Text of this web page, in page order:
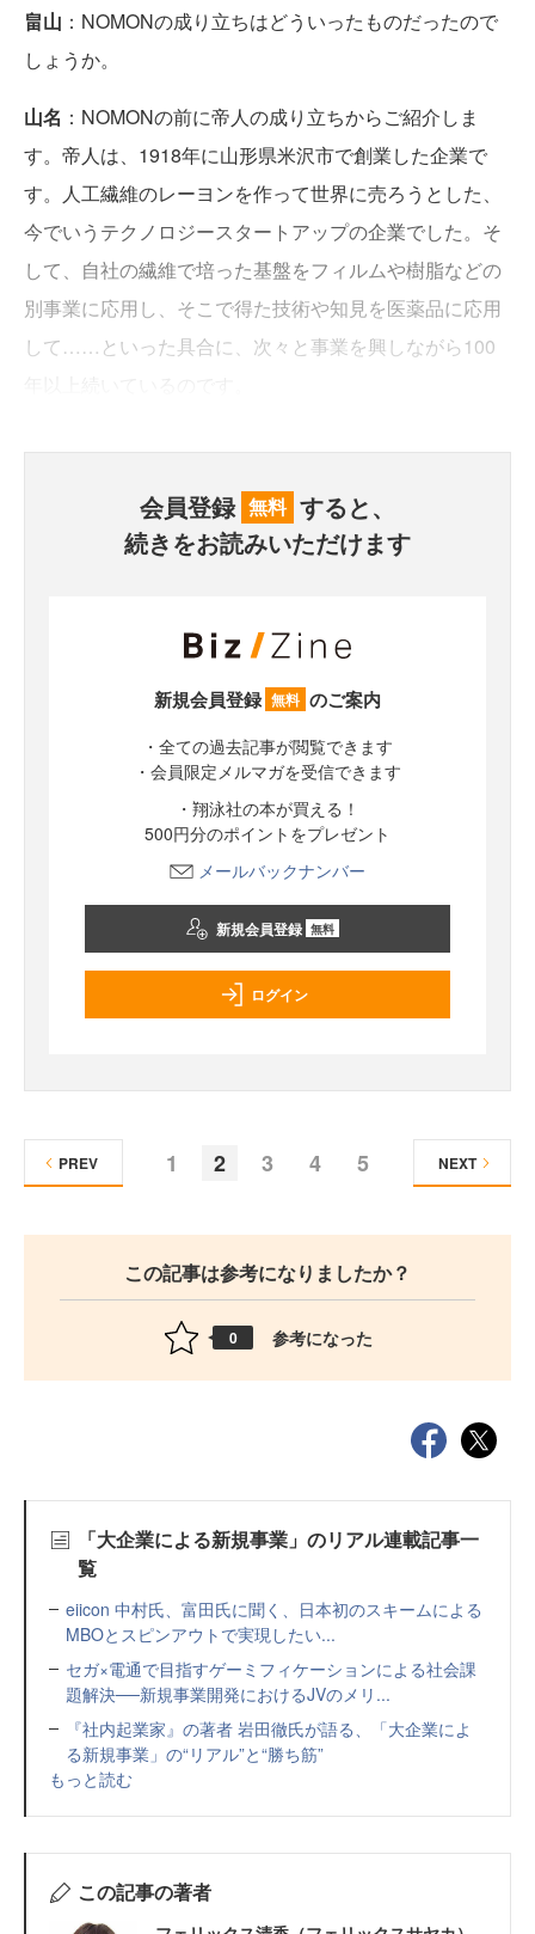
畠山 ：NOMONの成り立ちはどういったものだったので
しょうか。
山名 ：NOMONの前に帝人の成り立ちからご紹介しま
す。帝人は、1918年に山形県米沢市で創業した企業で
す。人工繊維のレーヨンを作って世界に売ろうとした、
今でいうテクノロジースタートアップの企業でした。そ
して、自社の繊維で培った基盤をフィルムや樹脂などの
別事業に応用し、そこで得た技術や知見を医薬品に応用
して……といった具合に、次々と事業を興しながら100
会員登録 無料 すると、
続きをお読みいただけます
新規会員登録 無料 のご案内
・全ての過去記事が閲覧できます
・会員限定メルマガを受信できます
・翔泳社の本が買える！
500円分のポイントをプレゼント
メールバックナンバー
新規会員登録 無料
ログイン
1 2 3 4 5
PREV NEXT
この記事は参考になりましたか？
0 参考になった
「大企業による新規事業」のリアル連載記事一
覧
eiicon 中村氏、富田氏に聞く、日本初のスキームによる
MBOとスピンアウトで実現したい...
セガ×電通で目指すゲーミフィケーションによる社会課
題解決──新規事業開発におけるJVのメリ...
『社内起業家』の著者 岩田徹氏が語る、「大企業によ
る新規事業」の“リアル”と“勝ち筋”
もっと読む
この記事の著者